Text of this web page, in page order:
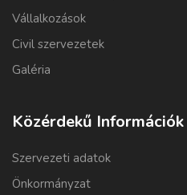
Vállalkozások
Civil szervezetek
Galéria
Közérdekű Információk
Szervezeti adatok
Önkormányzat